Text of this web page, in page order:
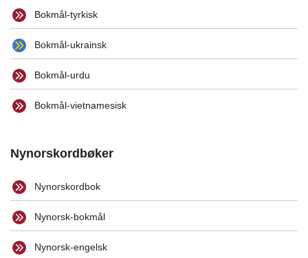
Bokmål-tyrkisk
Bokmål-ukrainsk
Bokmål-urdu
Bokmål-vietnamesisk
Nynorskordbøker
Nynorskordbok
Nynorsk-bokmål
Nynorsk-engelsk